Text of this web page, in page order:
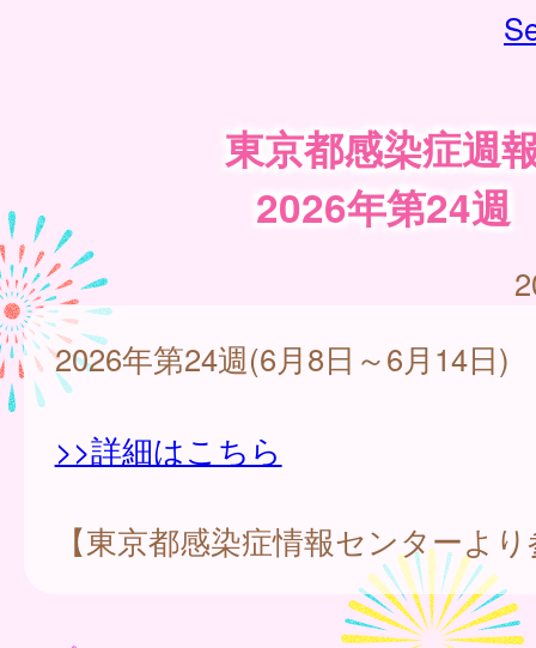
東京都感染症週
2026年第24週
2026年第24週(6月8日～6月14日)
>>詳細はこちら
【東京都感染症情報センターよ